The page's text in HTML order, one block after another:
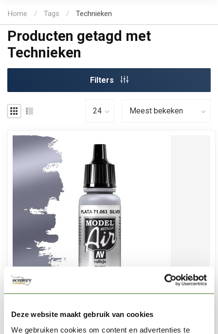
Deze website maakt gebruik van cookies
We gebruiken cookies om content en advertenties te
Home / Tags / Technieken
Producten getagd met
Technieken
Filters
Model Air Silver - 17ml - 71063